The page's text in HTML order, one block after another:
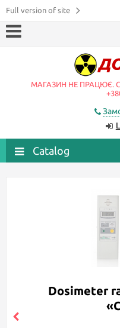
Full version of site
МАГАЗИН НЕ ПРАЦЮЄ.
Catalog
Dosimeter